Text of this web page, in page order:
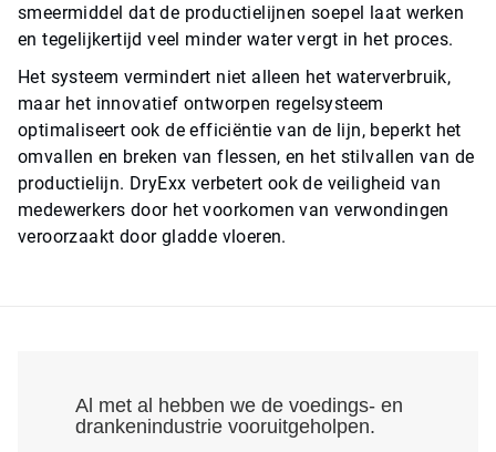
smeermiddel dat de productielijnen soepel laat werken
en tegelijkertijd veel minder water vergt in het proces.
Het systeem vermindert niet alleen het waterverbruik,
maar het innovatief ontworpen regelsysteem
optimaliseert ook de efficiëntie van de lijn, beperkt het
omvallen en breken van flessen, en het stilvallen van de
productielijn. DryExx verbetert ook de veiligheid van
medewerkers door het voorkomen van verwondingen
veroorzaakt door gladde vloeren.
Al met al hebben we de voedings- en
drankenindustrie vooruitgeholpen.